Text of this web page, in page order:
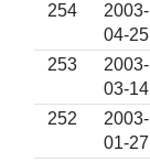
254
2003-
04-25
253
2003-
03-14
252
2003-
01-27